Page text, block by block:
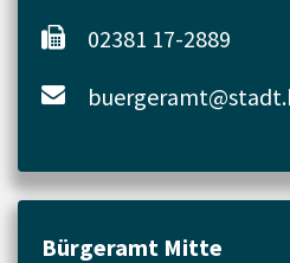
02381 17-2889
Bürgeramt Mitte